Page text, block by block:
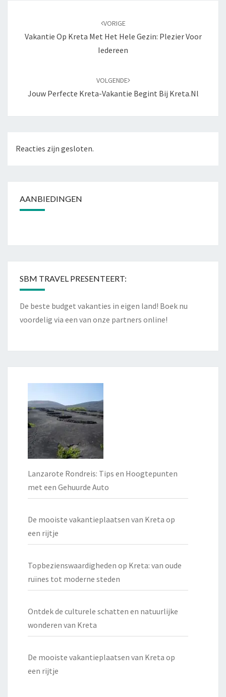
VORIGE
Vakantie Op Kreta Met Het Hele Gezin: Plezier Voor
Iedereen
VOLGENDE
Jouw Perfecte Kreta-Vakantie Begint Bij Kreta.nl
Reacties zijn gesloten.
AANBIEDINGEN
SBM TRAVEL PRESENTEERT:
De beste budget vakanties in eigen land! Boek nu
voordelig via een van onze partners online!
Lanzarote Rondreis: Tips en Hoogtepunten
met een Gehuurde Auto
De mooiste vakantieplaatsen van Kreta op
een rijtje
Topbezienswaardigheden op Kreta: van oude
ruïnes tot moderne steden
Ontdek de culturele schatten en natuurlijke
wonderen van Kreta
De mooiste vakantieplaatsen van Kreta op
een rijtje